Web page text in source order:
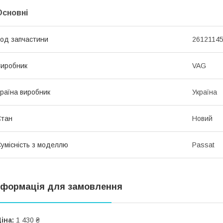
запчастини
VAG
виробник Україна
Новий
з моделлю Passat
для замовлення
1 430 ₴